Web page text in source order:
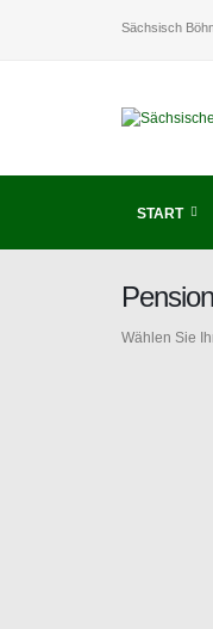
Sächsisch
START
Wählen Sie